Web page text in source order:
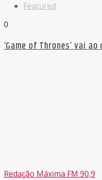
Featured
0
‘Game of Thrones’ vai
Redação Máxima FM 90,9